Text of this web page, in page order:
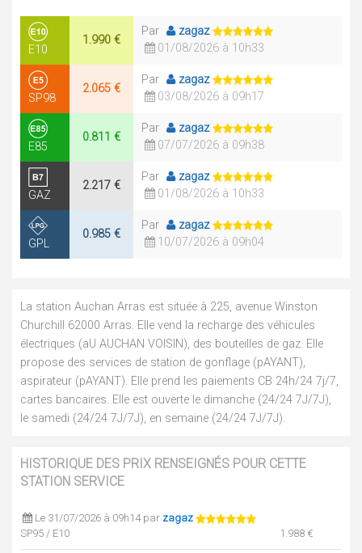
E10
1.990 €
Par
zagaz
01/08/2026 à 10h33
SP98
2.065 €
Par
zagaz
03/08/2026 à 09h17
E85
0.811 €
Par
zagaz
07/07/2026 à 09h38
GAZ
2.217 €
Par
zagaz
01/08/2026 à 10h33
GPL
0.985 €
Par
zagaz
10/07/2026 à 09h04
La station Auchan Arras est située à 225, avenue Winston
Churchill 62000 Arras. Elle vend la recharge des véhicules
électriques (aU AUCHAN VOISIN), des bouteilles de gaz. Elle
propose des services de station de gonflage (pAYANT),
aspirateur (pAYANT). Elle prend les paiements CB 24h/24 7j/7,
cartes bancaires. Elle est ouverte le dimanche (24/24 7J/7J),
le samedi (24/24 7J/7J), en semaine (24/24 7J/7J).
HISTORIQUE DES PRIX RENSEIGNÉS POUR CETTE
STATION SERVICE
Le 31/07/2026 à 09h14 par zagaz
SP95 / E10
1.988 €